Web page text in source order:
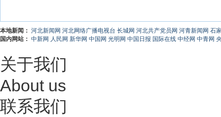
本地新闻： 河北新闻网 河北网络广播电视台 长城网 河北共产党员网 河青新闻网 石
国内网站： 中新网 人民网 新华网 中国网 光明网 中国日报 国际在线 中经网 中青网
关于我们
About us
联系我们